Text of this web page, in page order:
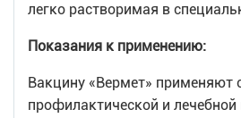
легко растворимая в
Показания к применению:
Вакцину «Вермет» применяют
профилактической и